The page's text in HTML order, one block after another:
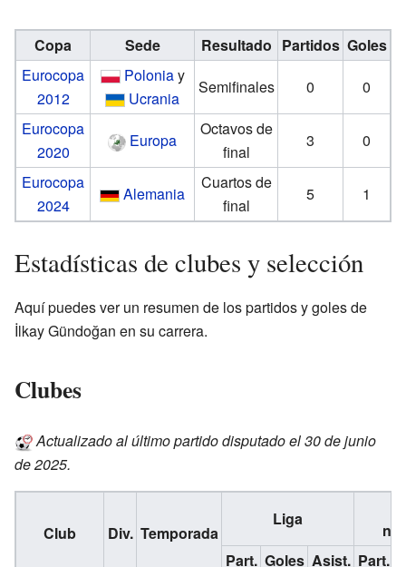
Copa Sede Resultado Partidos Goles
Eurocopa
2012
Poloniay
Ucrania
Semifinales 0
0
Eurocopa
2020
Europa
Octavos de
final
3
0
Eurocopa
2024
Alemania
Cuartos de
final
5 1
Estadísticas de clubes y selección
Aquí puedes ver un resumen de los partidos y goles de
İlkay Gündoğan en su carrera.
Clubes
Actualizado al último partido disputado el 30 de junio
de 2025.
Club Div. Temporada
Liga
Part. Goles Asist. Part.